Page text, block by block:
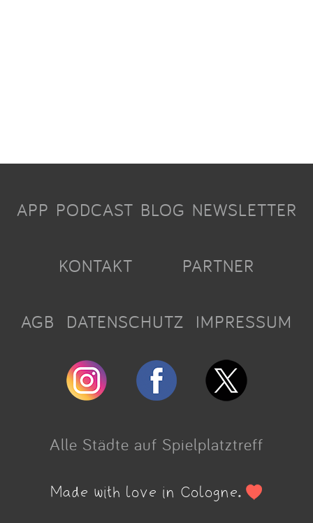
APP PODCAST BLOG NEWSLETTER
KONTAKT PARTNER
AGB DATENSCHUTZ IMPRESSUM
Alle Städte auf Spielplatztreff
Made with love in Cologne.